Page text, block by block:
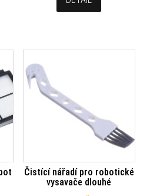
Čistící nářadí pro robotické
vysavače dlouhé